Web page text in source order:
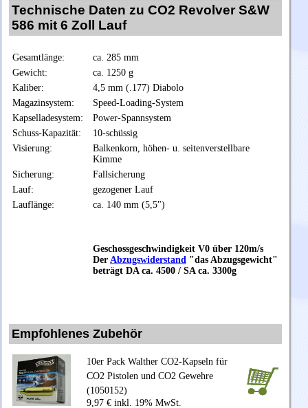
Technische Daten zu CO2 Revolver S&W
586 mit 6 Zoll Lauf
Gesamtlänge:
ca. 285 mm
Gewicht:
ca. 1250 g
Kaliber:
4,5 mm (.177) Diabolo
Magazinsystem:
Speed-Loading-System
Kapselladesystem:
Power-Spannsystem
Schuss-Kapazität:
10-schüssig
Visierung:
Balkenkorn, höhen- u. seitenverstellbare
Kimme
Sicherung:
Fallsicherung
Lauf:
gezogener Lauf
Lauflänge:
ca. 140 mm (5,5")
Geschossgeschwindigkeit V0 über 120m/s
Der Abzugswiderstand "das Abzugsgewicht"
beträgt DA ca. 4500 / SA ca. 3300g
Empfohlenes Zubehör
10er Pack Walther CO2-Kapseln für
CO2 Pistolen und CO2 Gewehre
(1050152)
9,97 € inkl. 19% MwSt.